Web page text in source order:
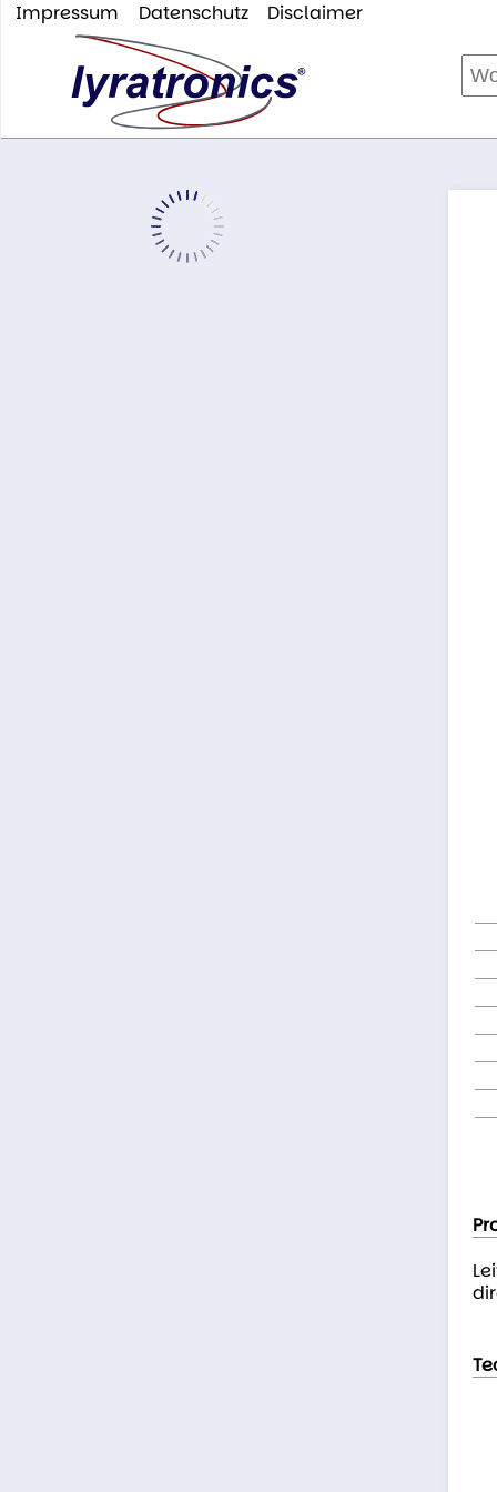
Impressum Datenschutz Disclaimer